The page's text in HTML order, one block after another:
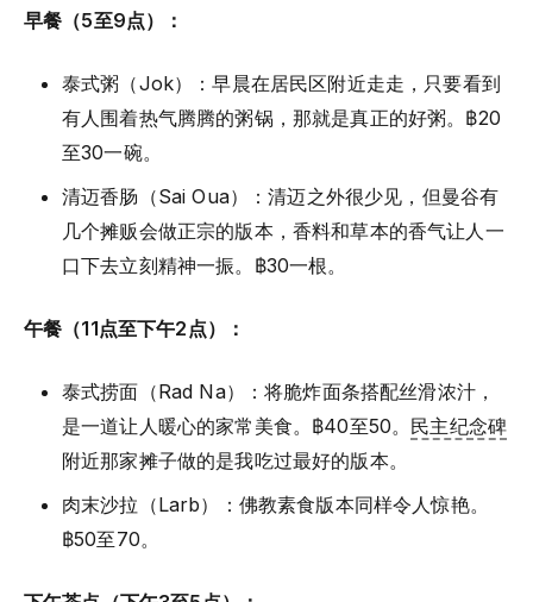
早餐（5至9点）：
泰式粥（Jok）：早晨在居民区附近走走，只要看到
有人围着热气腾腾的粥锅，那就是真正的好粥。฿20
至30一碗。
清迈香肠（Sai Oua）：清迈之外很少见，但曼谷有
几个摊贩会做正宗的版本，香料和草本的香气让人一
口下去立刻精神一振。฿30一根。
午餐（11点至下午2点）：
泰式捞面（Rad Na）：将脆炸面条搭配丝滑浓汁，
是一道让人暖心的家常美食。฿40至50。 民主纪念碑
附近那家摊子做的是我吃过最好的版本。
肉末沙拉（Larb）：佛教素食版本同样令人惊艳。
฿50至70。